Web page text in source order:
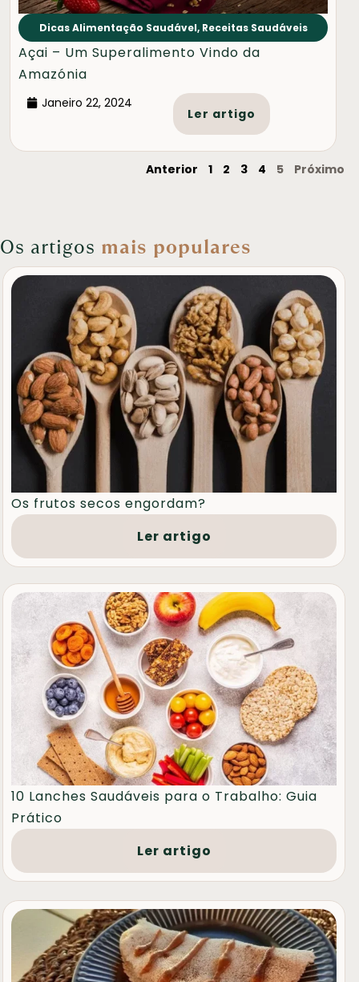
Dicas Alimentação Saudável, Receitas Saudáveis
Açai – Um Superalimento Vindo da
Amazónia
Janeiro 22, 2024
Ler artigo
Anterior 1 2 3 4 5 Próximo
Os artigos mais populares
Os frutos secos engordam?
Ler artigo
10 Lanches Saudáveis para o Trabalho: Guia
Prático
Ler artigo